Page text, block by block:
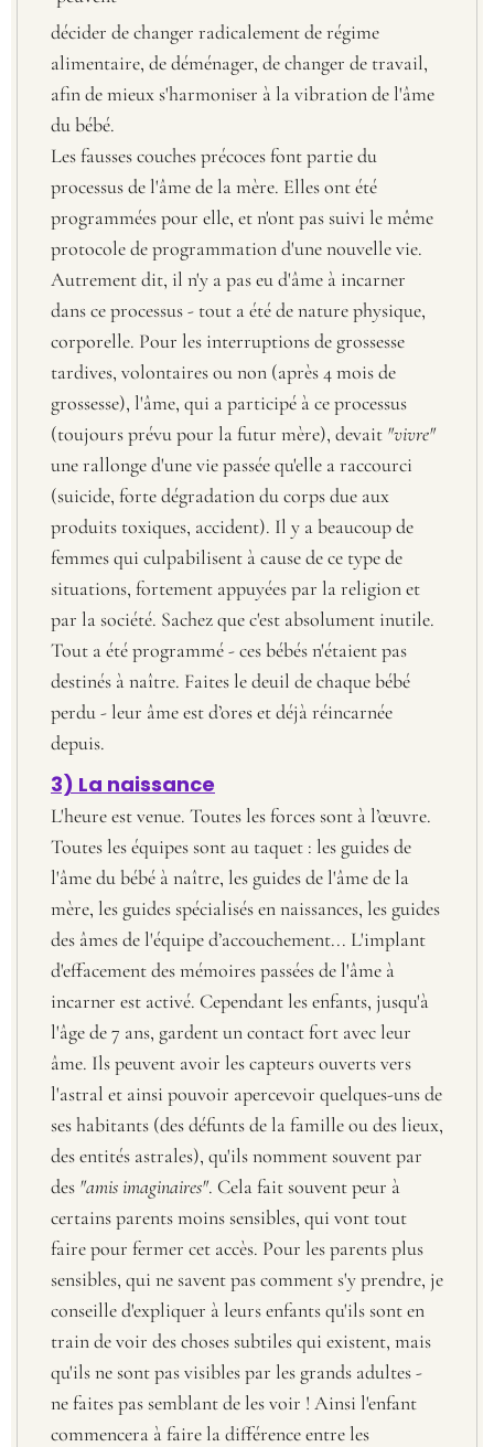
décider de changer radicalement de régime
alimentaire, de déménager, de changer de travail,
afin de mieux s'harmoniser à la vibration de l'âme
du bébé.
Les fausses couches précoces font partie du
processus de l'âme de la mère. Elles ont été
programmées pour elle, et n'ont pas suivi le même
protocole de programmation d'une nouvelle vie.
Autrement dit, il n'y a pas eu d'âme à incarner
dans ce processus - tout a été de nature physique,
corporelle. Pour les interruptions de grossesse
tardives, volontaires ou non (après 4 mois de
grossesse), l'âme, qui a participé à ce processus
(toujours prévu pour la futur mère), devait "vivre"
une rallonge d'une vie passée qu'elle a raccourci
(suicide, forte dégradation du corps due aux
produits toxiques, accident). Il y a beaucoup de
femmes qui culpabilisent à cause de ce type de
situations, fortement appuyées par la religion et
par la société. Sachez que c'est absolument inutile.
Tout a été programmé - ces bébés n'étaient pas
destinés à naître. Faites le deuil de chaque bébé
perdu - leur âme est d’ores et déjà réincarnée
depuis.
3) La naissance
L'heure est venue. Toutes les forces sont à l’œuvre.
Toutes les équipes sont au taquet : les guides de
l'âme du bébé à naître, les guides de l'âme de la
mère, les guides spécialisés en naissances, les guides
des âmes de l'équipe d’accouchement... L'implant
d'effacement des mémoires passées de l'âme à
incarner est activé. Cependant les enfants, jusqu'à
l'âge de 7 ans, gardent un contact fort avec leur
âme. Ils peuvent avoir les capteurs ouverts vers
l'astral et ainsi pouvoir apercevoir quelques-uns de
ses habitants (des défunts de la famille ou des lieux,
des entités astrales), qu'ils nomment souvent par
des "amis imaginaires". Cela fait souvent peur à
certains parents moins sensibles, qui vont tout
faire pour fermer cet accès. Pour les parents plus
sensibles, qui ne savent pas comment s'y prendre, je
conseille d'expliquer à leurs enfants qu'ils sont en
train de voir des choses subtiles qui existent, mais
qu'ils ne sont pas visibles par les grands adultes -
ne faites pas semblant de les voir ! Ainsi l'enfant
commencera à faire la différence entre les